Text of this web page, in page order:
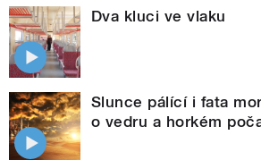
Dva kluci ve vlaku
Slunce pálící i fata
o vedru a horkém